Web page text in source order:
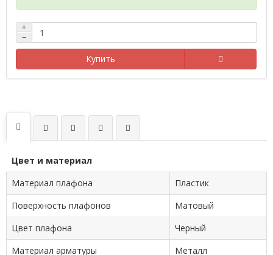
+
−
Купить
Цвет и материал
Материал плафона
Пластик
Поверхность плафонов
Матовый
Цвет плафона
Черный
Материал арматуры
Металл